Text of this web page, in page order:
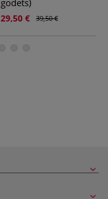
29,50 € 39,50 €